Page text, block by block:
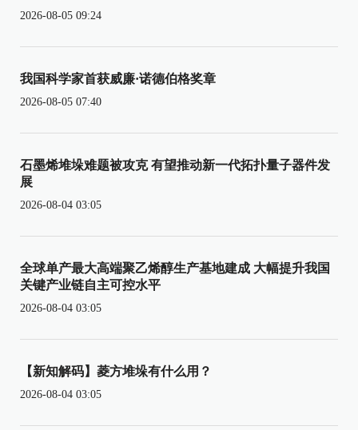
2026-08-05 09:24
我国科学家首获威廉·诺德伯格奖章
2026-08-05 07:40
石墨烯堆垛难题被攻克 有望推动新一代拓扑量子器件发
展
2026-08-04 03:05
全球单产最大高端聚乙烯醇生产基地建成 大幅提升我国
关键产业链自主可控水平
2026-08-04 03:05
【新知解码】菱方堆垛有什么用？
2026-08-04 03:05